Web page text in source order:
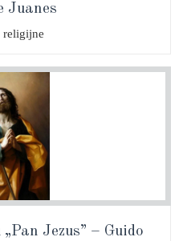
Juanes
religijne
Jezus” – Guido